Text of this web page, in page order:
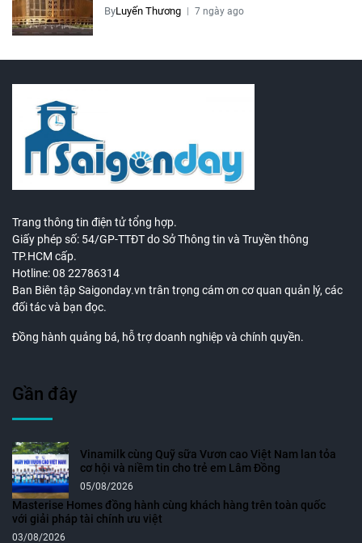
ByLuyến Thương 7 ngày ago
Trang thông tin điện tử tổng hợp.
Giấy phép số: 54/GP-TTĐT do Sở Thông tin và Truyền thông
TP.HCM cấp.
Hotline: 08 22786314
Ban Biên tập Saigonday.vn trân trọng cám ơn cơ quan quản lý, các
đối tác và bạn đọc.
Đồng hành quảng bá, hỗ trợ doanh nghiệp và chính quyền.
Gần đây
Vinamilk cùng Quỹ sữa Vươn cao Việt Nam lan tỏa
cơ hội và niềm tin cho trẻ em Lâm Đồng
05/08/2026
Masterise Homes đồng hành cùng khách hàng trên toàn quốc
với giải pháp tài chính ưu việt
03/08/2026